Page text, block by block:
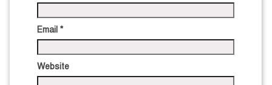
Email *
Website